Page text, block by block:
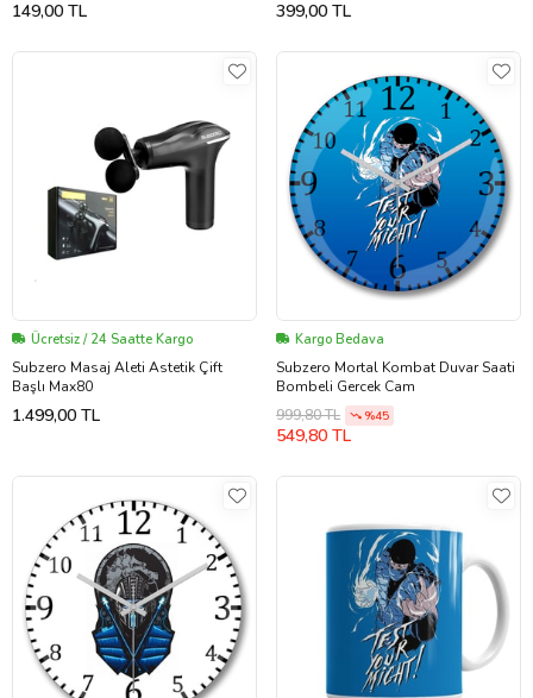
149,00 TL 399,00 TL
Ücretsiz / 24 Saatte Kargo
Subzero Masaj Aleti Astetik Çift
Başlı Max80
1.499,00 TL
Kargo Bedava
Subzero Mortal Kombat Duvar Saati
Bombeli Gercek Cam
999,80 TL
%45
549,80 TL